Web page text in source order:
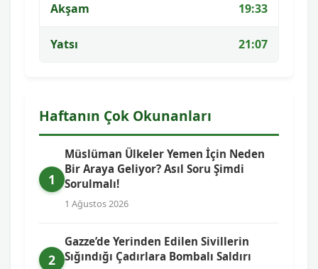
Akşam 19:33
Yatsı 21:07
Haftanın Çok Okunanları
1
Müslüman Ülkeler Yemen İçin Neden
Bir Araya Geliyor? Asıl Soru Şimdi
Sorulmalı!
1 Ağustos 2026
2
Gazze’de Yerinden Edilen Sivillerin
Sığındığı Çadırlara Bombalı Saldırı